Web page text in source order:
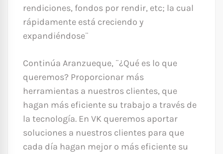
rendiciones, fondos por rendir, etc; la cual
rápidamente está creciendo y
expandiéndose¨
Continúa Aranzueque, ¨¿Qué es lo que
queremos? Proporcionar más
herramientas a nuestros clientes, que
hagan más eficiente su trabajo a través de
la tecnología. En VK queremos aportar
soluciones a nuestros clientes para que
cada día hagan mejor o más eficiente su